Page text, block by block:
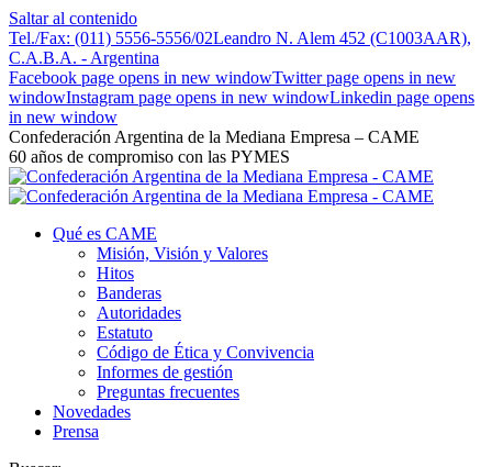
Saltar al contenido
Tel./Fax: (011) 5556-5556/02Leandro N. Alem 452 (C1003AAR),
C.A.B.A. - Argentina
Facebook page opens in new windowTwitter page opens in new
windowInstagram page opens in new windowLinkedin page opens
in new window
Confederación Argentina de la Mediana Empresa – CAME
60 años de compromiso con las PYMES
Qué es CAME
Misión, Visión y Valores
Hitos
Banderas
Autoridades
Estatuto
Código de Ética y Convivencia
Informes de gestión
Preguntas frecuentes
Novedades
Prensa